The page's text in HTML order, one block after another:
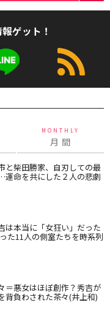
ゲット！
MONTHLY
月 間
と柴田勝家、自刃しての最
命を共にした２人の悲劇
は本当に「女狂い」だった
た11人の側室たちを時系列
＝悪女はほぼ創作？秀吉が
背負わされた茶々(井上和)